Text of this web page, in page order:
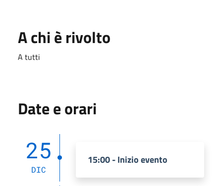
A chi è rivolto
A tutti
Date e orari
25
DIC
15:00 - Inizio evento